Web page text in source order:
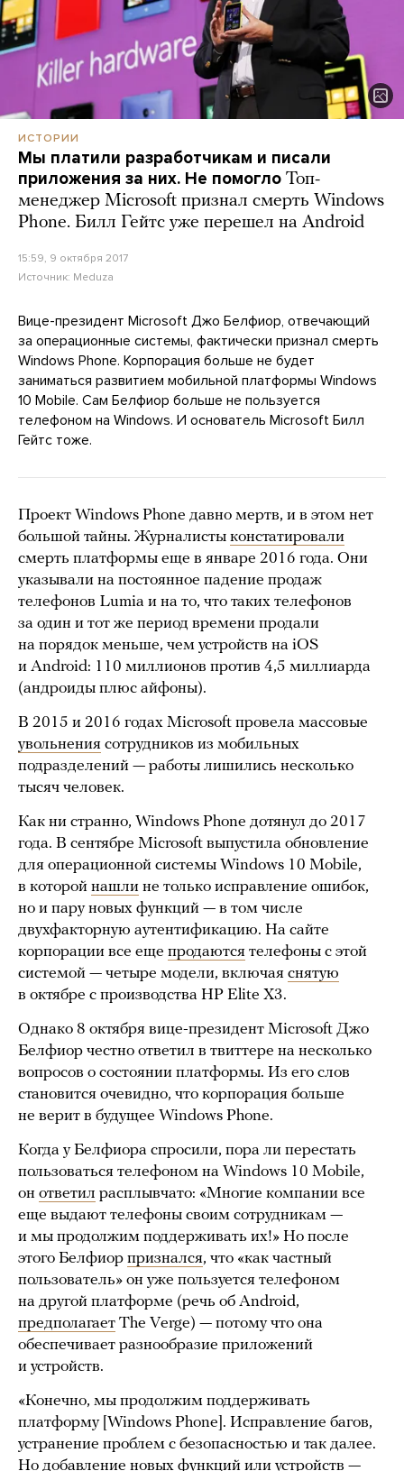
ИСТОРИИ
Мы платили разработчикам и писали
приложения за них. Не помогло Топ-
менеджер Microsoft признал смерть Windows
Phone. Билл Гейтс уже перешел на Android
15:59, 9 октября 2017
Источник: Meduza
Вице-президент Microsoft Джо Белфиор, отвечающий
за операционные системы, фактически признал смерть
Windows Phone. Корпорация больше не будет
заниматься развитием мобильной платформы Windows
10 Mobile. Сам Белфиор больше не пользуется
телефоном на Windows. И основатель Microsoft Билл
Гейтс тоже.
Проект Windows Phone давно мертв, и в этом нет
большой тайны. Журналисты констатировали
смерть платформы еще в январе 2016 года. Они
указывали на постоянное падение продаж
телефонов Lumia и на то, что таких телефонов
за один и тот же период времени продали
на порядок меньше, чем устройств на iOS
и Android: 110 миллионов против 4,5 миллиарда
(андроиды плюс айфоны).
В 2015 и 2016 годах Microsoft провела массовые
увольнения сотрудников из мобильных
подразделений — работы лишились несколько
тысяч человек.
Как ни странно, Windows Phone дотянул до 2017
года. В сентябре Microsoft выпустила обновление
для операционной системы Windows 10 Mobile,
в которой нашли не только исправление ошибок,
но и пару новых функций — в том числе
двухфакторную аутентификацию. На сайте
корпорации все еще продаются телефоны с этой
системой — четыре модели, включая снятую
в октябре с производства HP Elite X3.
Однако 8 октября вице-президент Microsoft Джо
Белфиор честно ответил в твиттере на несколько
вопросов о состоянии платформы. Из его слов
становится очевидно, что корпорация больше
не верит в будущее Windows Phone.
Когда у Белфиора спросили, пора ли перестать
пользоваться телефоном на Windows 10 Mobile,
он ответил расплывчато: «Многие компании все
еще выдают телефоны своим сотрудникам —
и мы продолжим поддерживать их!» Но после
этого Белфиор признался, что «как частный
пользователь» он уже пользуется телефоном
на другой платформе (речь об Android,
предполагает The Verge) — потому что она
обеспечивает разнообразие приложений
и устройств.
«Конечно, мы продолжим поддерживать
платформу [Windows Phone]. Исправление багов,
устранение проблем с безопасностью и так далее.
Но добавление новых функций или устройств —